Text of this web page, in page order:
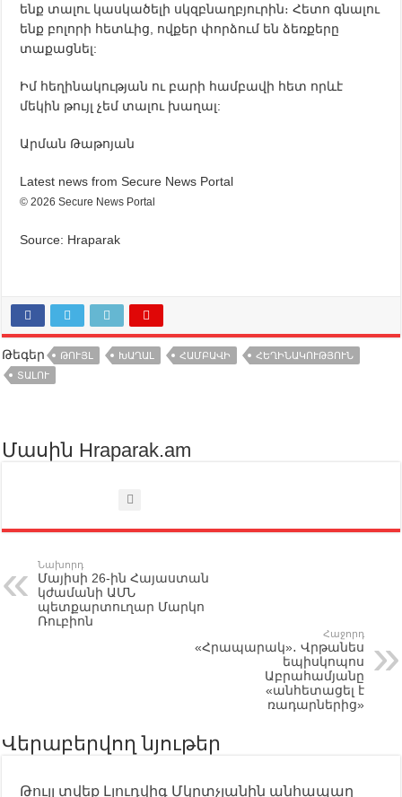
ենք տալու կասկածելի սկզբնաղբյուրին։ Հետո գնալու
ենք բոլորի հետևից, ովքեր փորձում են ձեռքերը
տաքացնել:
Իմ հեղինակության ու բարի համբավի հետ որևէ
մեկին թույլ չեմ տալու խաղալ:
Արման Թաթոյան
Latest news from Secure News Portal
© 2026 Secure News Portal
Source: Hraparak
Թեգեր ԹՈՒՅԼ ԽԱՂԱԼ ՀԱՄԲԱՎԻ
ՀԵՂԻՆԱԿՈՒԹՅՈՒՆ
ՏԱԼՈՒ
Մասին Hraparak.am
Նախորդ
Մայիսի 26-ին Հայաստան
կժամանի ԱՄՆ
պետքարտուղար Մարկո
Ռուբիոն
Հաջորդ
«Հրապարակ»․ Վրթանես
եպիսկոպոս
Աբրահամյանը
«անհետացել է
ռադարներից»
Վերաբերվող նյութեր
Թույլ տվեք Լյուդվիգ Մկրտչյանին անհապաղ